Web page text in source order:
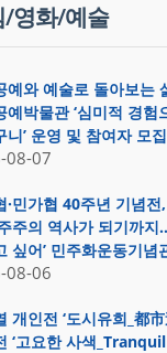
/영화/예술
예와 예술로 돌아보는
예박물관 ‘심미적 경험
니’ 운영 및 참여자 모집
08-07
·민가협 40주년 기념
주의 역사가 되기까지
싶어’ 민주화운동기념
08-06
개인전 ‘도시유희_都市
‘고요한 사색